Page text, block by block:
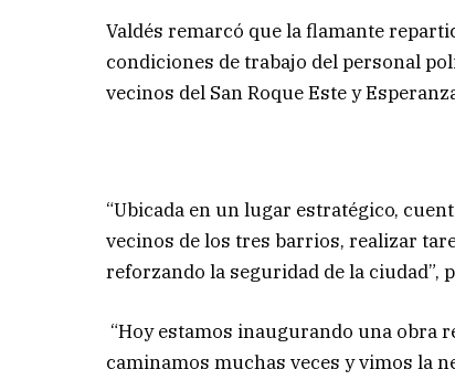
Valdés remarcó que la flamante
condiciones de trabajo del personal
vecinos del San Roque Este y
“Ubicada en un lugar estratégico,
vecinos de los tres barrios, realizar
reforzando la seguridad de la ciudad”,
“Hoy estamos inaugurando una obra
caminamos muchas veces y vimos la